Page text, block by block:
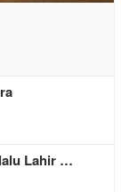
Lahir …